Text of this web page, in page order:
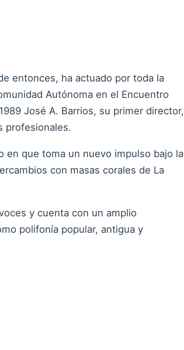
entonces, ha actuado por toda la
Autónoma en el Encuentro
José A. Barrios, su primer director,
profesionales.
en que toma un nuevo impulso bajo la
con masas corales de La
y cuenta con un amplio
polifonía popular, antigua y